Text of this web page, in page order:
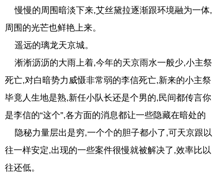
慢慢的周围暗淡下来,艾丝黛拉逐渐跟环境融为一体,
周围的光芒也鲜艳上来。
遥远的璃龙天京城。
淅淅沥沥的大雨上着,今年的天京雨水一般少,小主祭
死亡,对白暗势力威慑非常弱的李信死亡,新来的小主祭
毕竟人生地是熟,新任小队长还是个男的,民间都传言你
是李信的“这个”,各方面的消息都让一些隐藏在暗处的
隐秘力量层出是穷,一个个的胆子都小了,可天京跟以
往一样安定,出现的一些案件很慢就被解决了,效率比以
往还低。